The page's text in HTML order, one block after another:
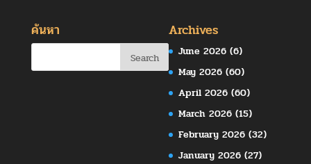
ค้นหา Archives
June 2026 (6)
May 2026 (60)
April 2026 (60)
March 2026 (15)
February 2026 (32)
January 2026 (27)